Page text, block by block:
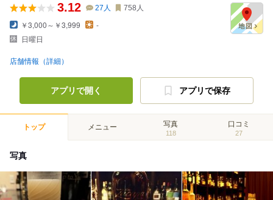
3.12 27 人 758 人
￥3,000～￥3,999
-
日曜日
店舗情報（詳細）
アプリで開く アプリで保存
トップ メニュー 写真
118
口コミ
27
写真